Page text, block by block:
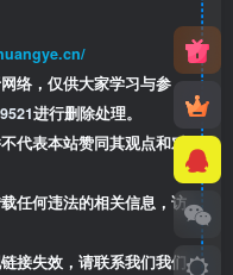
络，仅供大家学习与参
进行删除处理。
代表本站赞同其观点和对
任何违法的相关信息，访
接失效，请联系我们我们